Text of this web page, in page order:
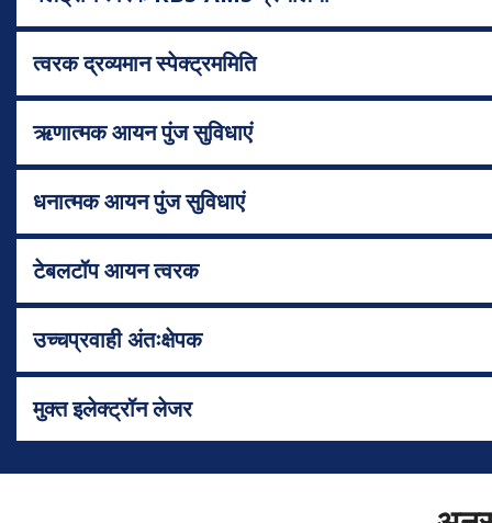
त्वरक द्रव्यमान स्पेक्ट्रममिति
ऋणात्मक आयन पुंज सुविधाएं
धनात्मक आयन पुंज सुविधाएं
टेबलटॉप आयन त्वरक
उच्चप्रवाही अंतःक्षेपक
मुक्त इलेक्ट्रॉन लेजर